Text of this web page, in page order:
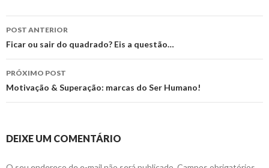
Navegação
de
posts
POST ANTERIOR
Ficar ou sair do quadrado? Eis a questão…
PRÓXIMO POST
Motivação & Superação: marcas do Ser Humano!
DEIXE UM COMENTÁRIO